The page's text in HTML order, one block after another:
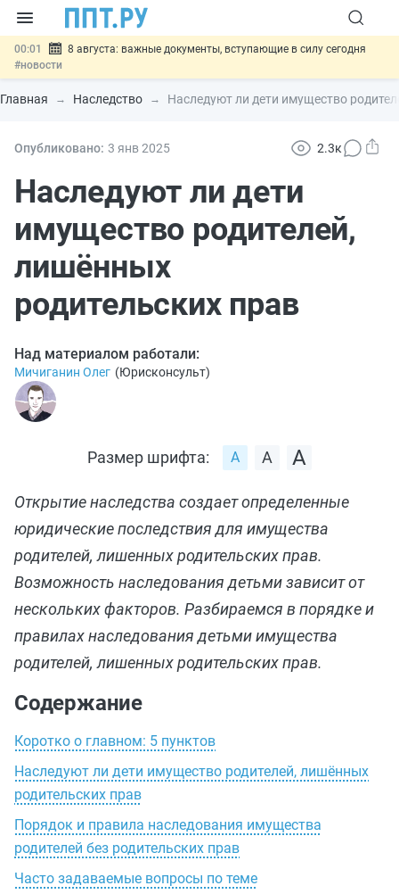
00:01
8 августа: важные документы, вступающие в силу сегодня
#новости
07.08 Подписан закон о блокировке продажи опасных товаров через
«Честный знак»#новости
07.08 Госпошлину за устранение ошибок в документах предлагают
07.08
отношений #новости
Главная Наследство Наследуют ли дети имущество
Опубликовано: 3 янв2025 2.3к
Наследуют ли дети
имущество родителей,
лишённых
родительских прав
Над материалом работали:
Мичиганин Олег (Юрисконсульт)
Размер шрифта:
Открытие наследства создает определенные
юридические последствия для имущества
родителей, лишенных родительских прав.
Возможность наследования детьми зависит от
нескольких факторов. Разбираемся в порядке и
правилах наследования детьми имущества
родителей, лишенных родительских прав.
Содержание
Коротко о главном: 5 пунктов
Наследуют ли дети имущество родителей, лишённых
родительских прав
Порядок и правила наследования имущества
родителей без родительских прав
Часто задаваемые вопросы по теме